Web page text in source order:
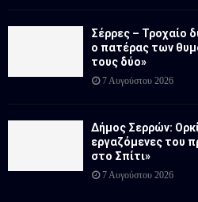
Σέρρες – Τροχαίο
ο πατέρας των
τους δύο»
7 Αυγούστου 2026
Δήμος Σερρών:
εργαζόμενες του
στο Σπίτι»
7 Αυγούστου 2026